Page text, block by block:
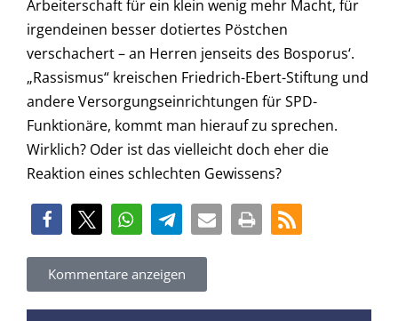
Arbeiterschaft für ein klein wenig mehr Macht, für
irgendeinen besser dotiertes Pöstchen
verschachert – an Herren jenseits des Bosporus‘.
„Rassismus“ kreischen Friedrich-Ebert-Stiftung und
andere Versorgungseinrichtungen für SPD-
Funktionäre, kommt man hierauf zu sprechen.
Wirklich? Oder ist das vielleicht doch eher die
Reaktion eines schlechten Gewissens?
Kommentare anzeigen